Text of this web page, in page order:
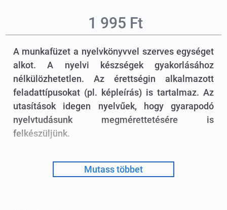
1 995 Ft
A munkafüzet a nyelvkönyvvel szerves egységet
alkot. A nyelvi készségek gyakorlásához
nélkülözhetetlen. Az érettségin alkalmazott
feladattípusokat (pl. képleírás) is tartalmaz. Az
utasítások idegen nyelvűek, hogy gyarapodó
nyelvtudásunk megmérettetésére is
felkészüljünk.
7. osztály
Mutass többet